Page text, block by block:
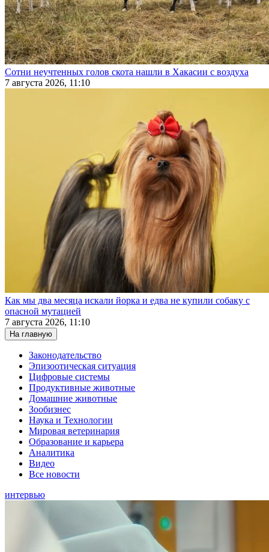
Сотни неучтенных голов скота нашли в Хакасии с воздуха
7 августа 2026, 11:10
Как мы два месяца искали йорка и едва не купили собаку с
опасной мутацией
7 августа 2026, 11:10
На главную
Законодательство
Эпизоотическая ситуация
Цифровые системы
Продуктивные животные
Домашние животные
Зообизнес
Наука и Технологии
Мировая ветеринария
Образование и карьера
Аналитика
Видео
Все новости
интервью